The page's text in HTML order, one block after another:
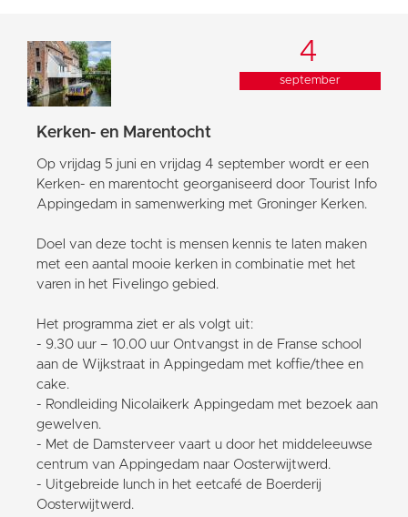
4
september
Kerken- en Marentocht
Op vrijdag 5 juni en vrijdag 4 september wordt er een
Kerken- en marentocht georganiseerd door Tourist Info
Appingedam in samenwerking met Groninger Kerken.
Doel van deze tocht is mensen kennis te laten maken
met een aantal mooie kerken in combinatie met het
varen in het Fivelingo gebied.
Het programma ziet er als volgt uit:
- 9.30 uur – 10.00 uur Ontvangst in de Franse school
aan de Wijkstraat in Appingedam met koffie/thee en
cake.
- Rondleiding Nicolaikerk Appingedam met bezoek aan
gewelven.
- Met de Damsterveer vaart u door het middeleeuwse
centrum van Appingedam naar Oosterwijtwerd.
- Uitgebreide lunch in het eetcafé de Boerderij
Oosterwijtwerd.